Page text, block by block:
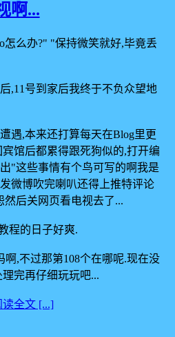
啊...
怎么办?" "保持微笑就好,毕竟丢
,11号到家后我终于不负众望地
遇,本来还打算每天在Blog里更
馆后都累得跟死狗似的,打开编
"这些事情有个鸟可写的啊我是
微博吹完喇叭还得上推特评论
后关网页看电视去了...
程的日子好爽.
啊,不过那第108个在哪呢.现在没
完再仔细玩玩吧...
读全文 [...]